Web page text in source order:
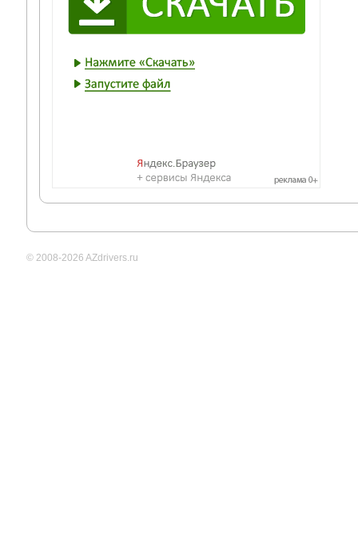
© 2008-2026 AZdrivers.ru